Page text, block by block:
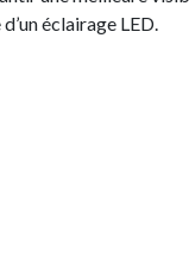
éclairage LED.